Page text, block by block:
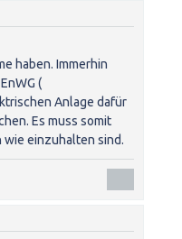
haben. Immerhin
(
Anlage dafür
Es muss somit
einzuhalten sind.